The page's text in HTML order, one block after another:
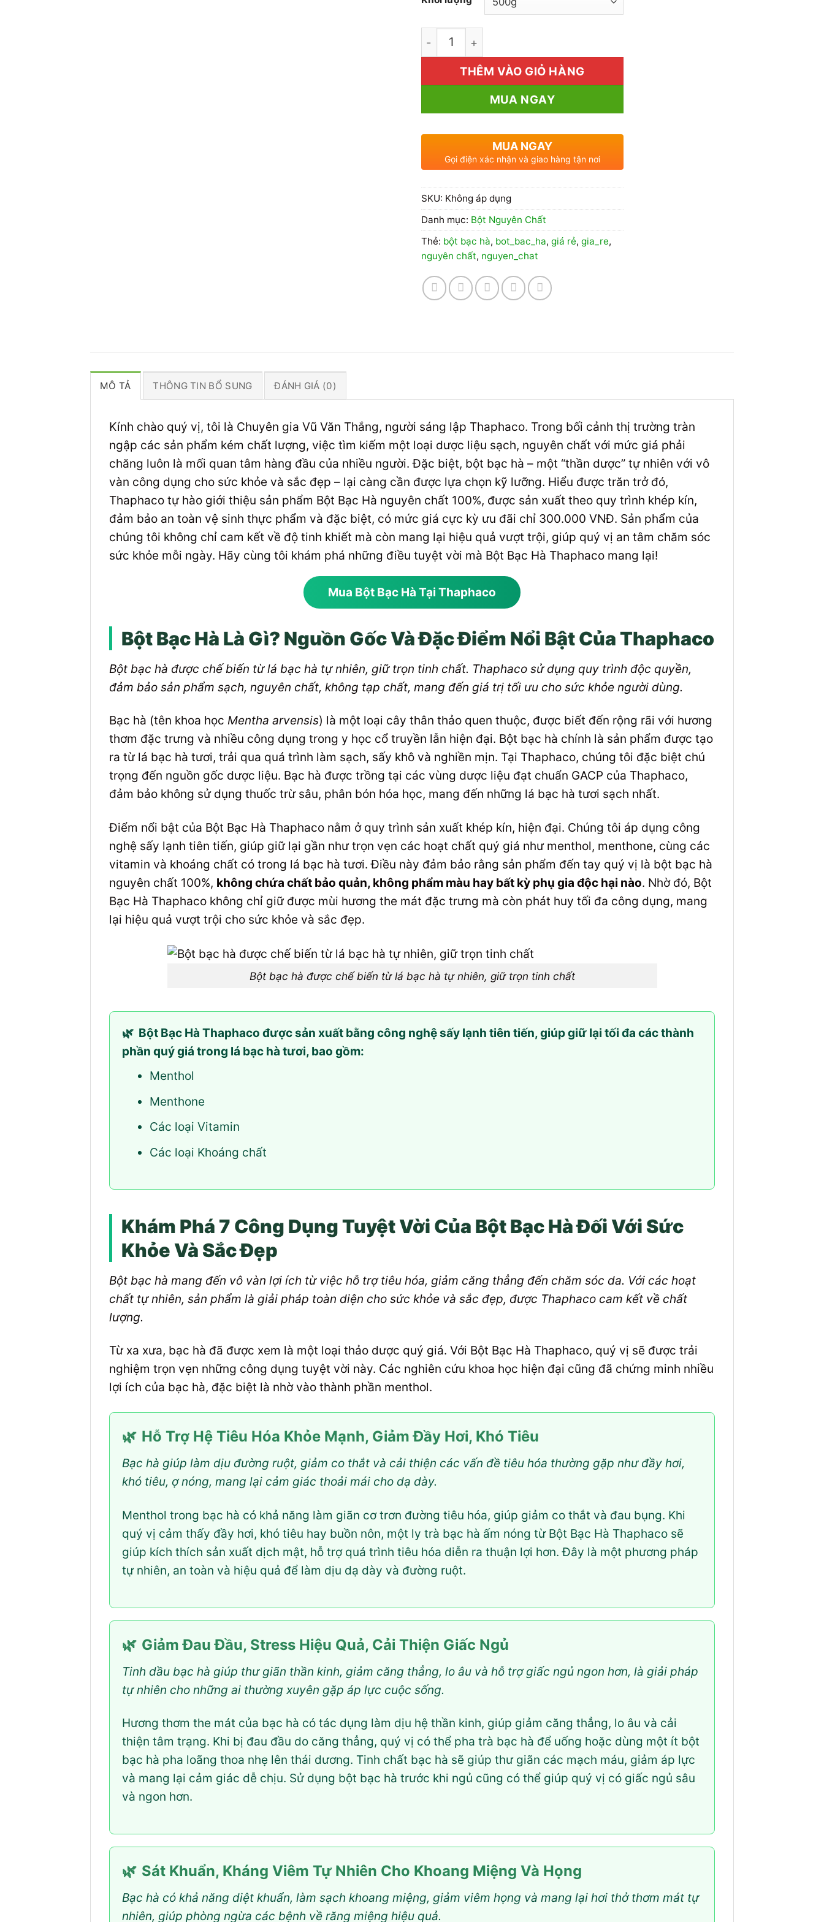
160.000₫
1kg Bột Bạc Hà Giá Rẻ số lượng
THÊM VÀO GIỎ HÀNG
MUA NGAY
MUA NGAY
Gọi điện xác nhận và giao hàng tận nơi
SKU: Không áp dụng
Danh mục: Bột Nguyên Chất
Thẻ: bột bạc hà, bot_bac_ha, giá rẻ, gia_re,
nguyên chất, nguyen_chat
MÔ TẢ THÔNG TIN BỔ SUNG ĐÁNH GIÁ (0)
Kính chào quý vị, tôi là Chuyên gia Vũ Văn Thắng, người sáng lập Thaphaco. Trong bối cảnh thị trường tràn
ngập các sản phẩm kém chất lượng, việc tìm kiếm một loại dược liệu sạch, nguyên chất với mức giá phải
chăng luôn là mối quan tâm hàng đầu của nhiều người. Đặc biệt, bột bạc hà – một “thần dược” tự nhiên với vô
vàn công dụng cho sức khỏe và sắc đẹp – lại càng cần được lựa chọn kỹ lưỡng. Hiểu được trăn trở đó,
Thaphaco tự hào giới thiệu sản phẩm Bột Bạc Hà nguyên chất 100%, được sản xuất theo quy trình khép kín,
đảm bảo an toàn vệ sinh thực phẩm và đặc biệt, có mức giá cực kỳ ưu đãi chỉ 300.000 VNĐ. Sản phẩm của
chúng tôi không chỉ cam kết về độ tinh khiết mà còn mang lại hiệu quả vượt trội, giúp quý vị an tâm chăm sóc
sức khỏe mỗi ngày. Hãy cùng tôi khám phá những điều tuyệt vời mà Bột Bạc Hà Thaphaco mang lại!
Mua Bột Bạc Hà Tại Thaphaco
Bột Bạc Hà Là Gì? Nguồn Gốc Và Đặc Điểm Nổi Bật Của Thaphaco
Bột bạc hà được chế biến từ lá bạc hà tự nhiên, giữ trọn tinh chất. Thaphaco sử dụng quy trình độc quyền,
đảm bảo sản phẩm sạch, nguyên chất, không tạp chất, mang đến giá trị tối ưu cho sức khỏe người dùng.
Bạc hà (tên khoa học Mentha arvensis) là một loại cây thân thảo quen thuộc, được biết đến rộng rãi với hương
thơm đặc trưng và nhiều công dụng trong y học cổ truyền lẫn hiện đại. Bột bạc hà chính là sản phẩm được tạo
ra từ lá bạc hà tươi, trải qua quá trình làm sạch, sấy khô và nghiền mịn. Tại Thaphaco, chúng tôi đặc biệt chú
trọng đến nguồn gốc dược liệu. Bạc hà được trồng tại các vùng dược liệu đạt chuẩn GACP của Thaphaco,
đảm bảo không sử dụng thuốc trừ sâu, phân bón hóa học, mang đến những lá bạc hà tươi sạch nhất.
Điểm nổi bật của Bột Bạc Hà Thaphaco nằm ở quy trình sản xuất khép kín, hiện đại. Chúng tôi áp dụng công
nghệ sấy lạnh tiên tiến, giúp giữ lại gần như trọn vẹn các hoạt chất quý giá như menthol, menthone, cùng các
vitamin và khoáng chất có trong lá bạc hà tươi. Điều này đảm bảo rằng sản phẩm đến tay quý vị là bột bạc hà
nguyên chất 100%, không chứa chất bảo quản, không phẩm màu hay bất kỳ phụ gia độc hại nào. Nhờ đó, Bột
Bạc Hà Thaphaco không chỉ giữ được mùi hương the mát đặc trưng mà còn phát huy tối đa công dụng, mang
lại hiệu quả vượt trội cho sức khỏe và sắc đẹp.
Bột bạc hà được chế biến từ lá bạc hà tự nhiên, giữ trọn tinh chất
🌿 Bột Bạc Hà Thaphaco được sản xuất bằng công nghệ sấy lạnh tiên tiến, giúp giữ lại tối đa các thành
phần quý giá trong lá bạc hà tươi, bao gồm:
Menthol
Menthone
Các loại Vitamin
Các loại Khoáng chất
Khám Phá 7 Công Dụng Tuyệt Vời Của Bột Bạc Hà Đối Với Sức
Khỏe Và Sắc Đẹp
Bột bạc hà mang đến vô vàn lợi ích từ việc hỗ trợ tiêu hóa, giảm căng thẳng đến chăm sóc da. Với các hoạt
chất tự nhiên, sản phẩm là giải pháp toàn diện cho sức khỏe và sắc đẹp, được Thaphaco cam kết về chất
lượng.
Từ xa xưa, bạc hà đã được xem là một loại thảo dược quý giá. Với Bột Bạc Hà Thaphaco, quý vị sẽ được trải
nghiệm trọn vẹn những công dụng tuyệt vời này. Các nghiên cứu khoa học hiện đại cũng đã chứng minh nhiều
lợi ích của bạc hà, đặc biệt là nhờ vào thành phần menthol.
🌿 Hỗ Trợ Hệ Tiêu Hóa Khỏe Mạnh, Giảm Đầy Hơi, Khó Tiêu
Bạc hà giúp làm dịu đường ruột, giảm co thắt và cải thiện các vấn đề tiêu hóa thường gặp như đầy hơi,
khó tiêu, ợ nóng, mang lại cảm giác thoải mái cho dạ dày.
Menthol trong bạc hà có khả năng làm giãn cơ trơn đường tiêu hóa, giúp giảm co thắt và đau bụng. Khi
quý vị cảm thấy đầy hơi, khó tiêu hay buồn nôn, một ly trà bạc hà ấm nóng từ Bột Bạc Hà Thaphaco sẽ
giúp kích thích sản xuất dịch mật, hỗ trợ quá trình tiêu hóa diễn ra thuận lợi hơn. Đây là một phương pháp
tự nhiên, an toàn và hiệu quả để làm dịu dạ dày và đường ruột.
🌿 Giảm Đau Đầu, Stress Hiệu Quả, Cải Thiện Giấc Ngủ
Tinh dầu bạc hà giúp thư giãn thần kinh, giảm căng thẳng, lo âu và hỗ trợ giấc ngủ ngon hơn, là giải pháp
tự nhiên cho những ai thường xuyên gặp áp lực cuộc sống.
Hương thơm the mát của bạc hà có tác dụng làm dịu hệ thần kinh, giúp giảm căng thẳng, lo âu và cải
thiện tâm trạng. Khi bị đau đầu do căng thẳng, quý vị có thể pha trà bạc hà để uống hoặc dùng một ít bột
bạc hà pha loãng thoa nhẹ lên thái dương. Tinh chất bạc hà sẽ giúp thư giãn các mạch máu, giảm áp lực
và mang lại cảm giác dễ chịu. Sử dụng bột bạc hà trước khi ngủ cũng có thể giúp quý vị có giấc ngủ sâu
và ngon hơn.
🌿 Sát Khuẩn, Kháng Viêm Tự Nhiên Cho Khoang Miệng Và Họng
Bạc hà có khả năng diệt khuẩn, làm sạch khoang miệng, giảm viêm họng và mang lại hơi thở thơm mát tự
nhiên, giúp phòng ngừa các bệnh về răng miệng hiệu quả.